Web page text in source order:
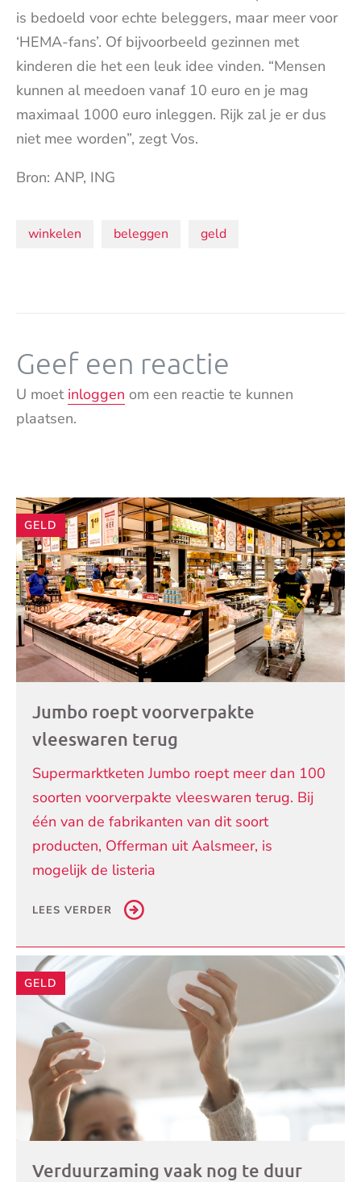
is bedoeld voor echte beleggers, maar meer voor
‘HEMA-fans’. Of bijvoorbeeld gezinnen met
kinderen die het een leuk idee vinden. “Mensen
kunnen al meedoen vanaf 10 euro en je mag
maximaal 1000 euro inleggen. Rijk zal je er dus
niet mee worden”, zegt Vos.
Bron: ANP, ING
Onderwerpen:
winkelen beleggen geld
Geef een reactie
U moet inloggen om een reactie te kunnen
plaatsen.
Andere
artikelen
GELD
Jumbo roept voorverpakte
vleeswaren terug
Supermarktketen Jumbo roept meer dan 100
soorten voorverpakte vleeswaren terug. Bij
één van de fabrikanten van dit soort
producten, Offerman uit Aalsmeer, is
mogelijk de listeria
LEES VERDER
GELD
Verduurzaming vaak nog te duur